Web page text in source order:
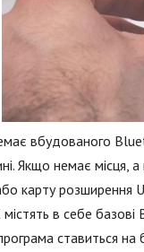
вбудованого
Якщо немає місця,
карту
в себе
ставиться на